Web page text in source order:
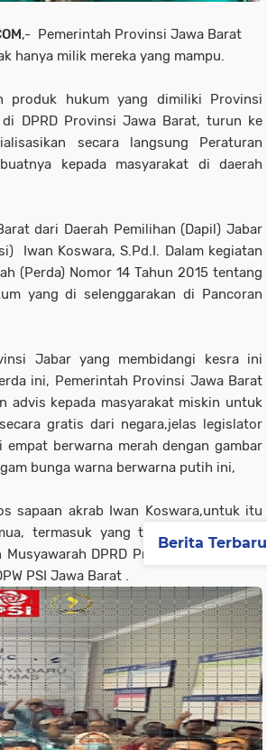
,- Pemerintah Provinsi Jawa Barat
hanya milik mereka yang mampu.
produk hukum yang dimiliki Provinsi
DPRD Provinsi Jawa Barat, turun ke
secara langsung Peraturan
kepada masyarakat di daerah
dari Daerah Pemilihan (Dapil) Jabar
Iwan Koswara, S.Pd.I. Dalam kegiatan
(Perda) Nomor 14 Tahun 2015 tentang
yang di selenggarakan di Pancoran
Jabar yang membidangi kesra ini
ini, Pemerintah Provinsi Jawa Barat
advis kepada masyarakat miskin untuk
gratis dari negara,jelas legislator
berwarna merah dengan gambar
bunga warna berwarna putih ini,
sapaan akrab Iwan Koswara,untuk itu
termasuk yang tak mampu secara
DPRD Provinsi Jawa Barat
PSI Jawa Barat .
Berita Terbaru